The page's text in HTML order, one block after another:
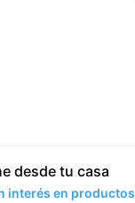
desde tu casa
interés en productos